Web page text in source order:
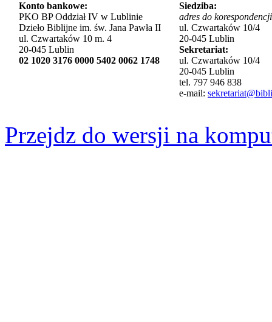
Konto bankowe:
PKO BP Oddział IV w Lublinie
Dzieło Biblijne im. św. Jana Pawła II
ul. Czwartaków 10 m. 4
20-045 Lublin
02 1020 3176 0000 5402 0062 1748
Siedziba:
adres do
ul. Czwartaków 10/4
20-045 Lublin
Sekretariat:
ul. Czwartaków 10/4
20-045 Lublin
tel. 797 946 838
e-mail:
Przejdz do wersji na